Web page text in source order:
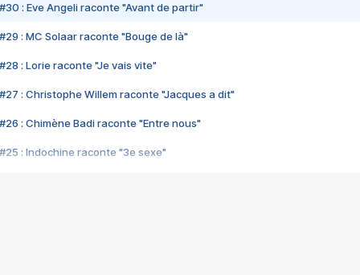
#30 : Eve Angeli raconte "Avant de partir"
#29 : MC Solaar raconte "Bouge de là"
#28 : Lorie raconte "Je vais vite"
#27 : Christophe Willem raconte "Jacques a dit"
#26 : Chimène Badi raconte "Entre nous"
#25 : Indochine raconte "3e sexe"